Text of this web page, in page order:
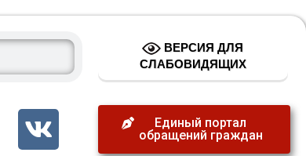
ВЕРСИЯ ДЛЯ
СЛАБОВИДЯЩИХ
Единый портал
обращений граждан